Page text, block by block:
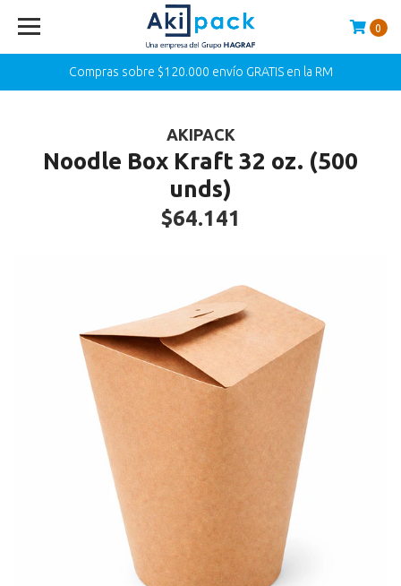
Compras sobre $120.000 envío GRATIS en la RM
0
AKIPACK
Noodle Box Kraft 32 oz. (500
unds)
$64.141